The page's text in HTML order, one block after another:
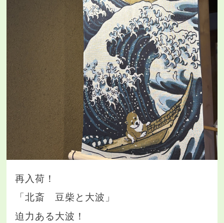
再入荷！
「北斎 豆柴と大波」
迫力ある大波！